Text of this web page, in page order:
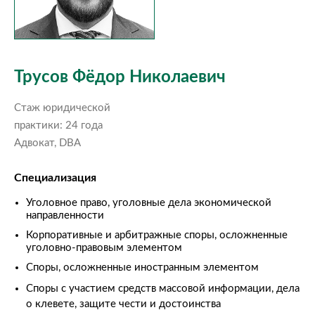
Трусов Фёдор Николаевич
Стаж юридической
практики: 24 года
Адвокат, DBA
Специализация
Уголовное право, уголовные дела экономической
направленности
Корпоративные и арбитражные споры, осложненные
уголовно-правовым элементом
Споры, осложненные иностранным элементом
Споры с участием средств массовой информации, дела
о клевете, защите чести и достоинства